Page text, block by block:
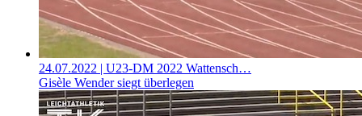
24.07.2022 | U23-DM 2022 Wattensch…
Gisèle Wender siegt überlegen